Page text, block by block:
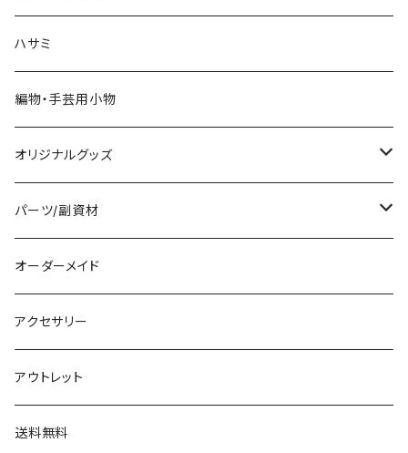
ハサミ
編物・手芸用小物
オリジナルグッズ
編み物パターン
パーツ/副資材
タグ
顔パーツ
ボタン
チャーム
オーダーメイド
アクセサリー
アウトレット
送料無料